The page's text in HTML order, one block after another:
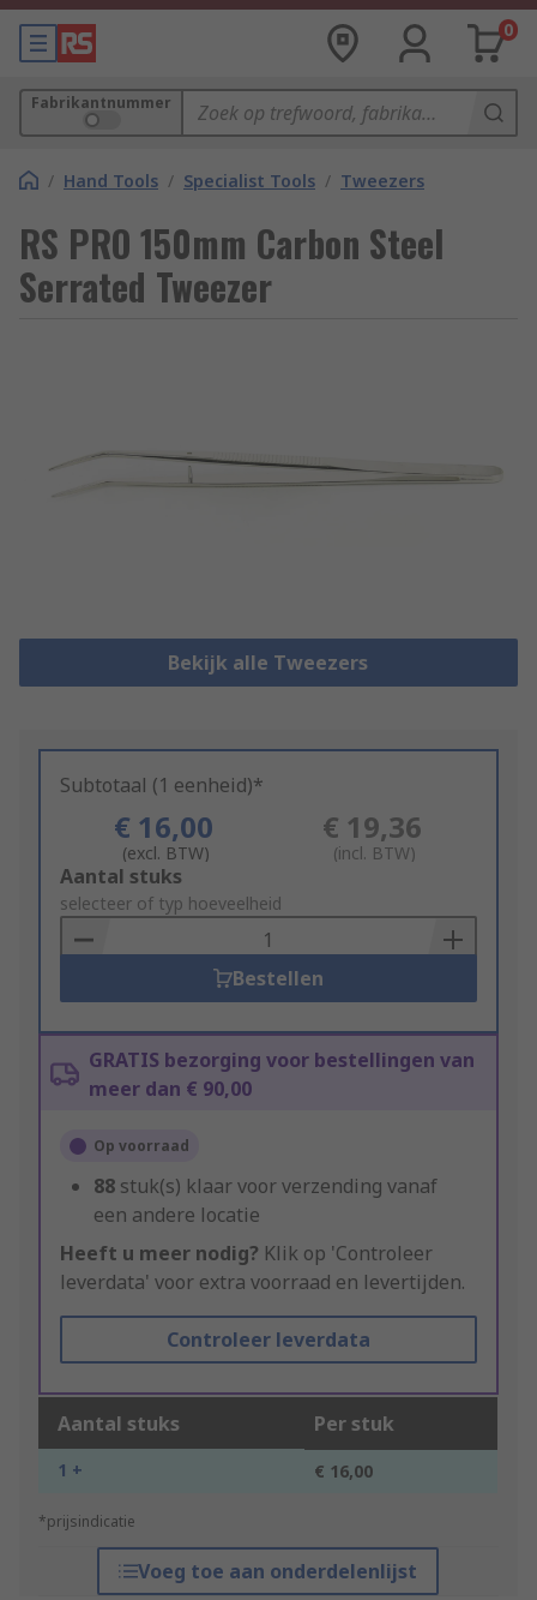
0
Fabrikantnummer
/ Hand Tools / Specialist Tools / Tweezers
RS PRO 150mm Carbon Steel
Serrated Tweezer
Bekijk alle Tweezers
Subtotaal (1 eenheid)*
€ 16,00
(excl. BTW)
€ 19,36
(incl. BTW)
Add
to
Basket
Aantal stuks
selecteer of typ hoeveelheid
Bestellen
GRATIS bezorging voor bestellingen van
meer dan € 90,00
Op voorraad
88 stuk(s) klaar voor verzending vanaf
een andere locatie
Heeft u meer nodig? Klik op 'Controleer
leverdata' voor extra voorraad en levertijden.
Controleer leverdata
Aantal stuks Per stuk
1 + € 16,00
*prijsindicatie
Voeg toe aan onderdelenlijst